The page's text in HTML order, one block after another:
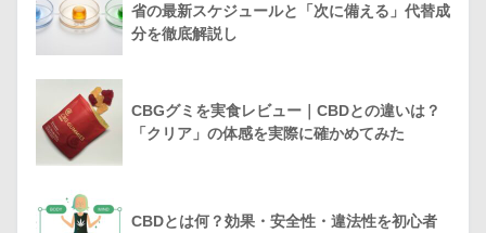
省の最新スケジュールと「次に備える」代替成
分を徹底解説し
CBGグミを実食レビュー｜CBDとの違いは？
「クリア」の体感を実際に確かめてみた
CBDとは何？効果・安全性・違法性を初心者